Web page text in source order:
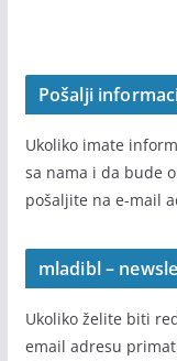
Pošalji
Ukoliko imate
sa nama i da bude
pošaljite na e-mail
mladibl –
Ukoliko želite biti
email adresu